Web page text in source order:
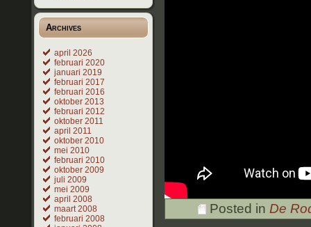
Archives
april 2026
februari 2020
januari 2019
februari 2017
februari 2016
oktober 2013
februari 2012
oktober 2011
april 2011
oktober 2010
mei 2010
februari 2010
oktober 2009
juli 2009
mei 2009
april 2008
maart 2008
februari 2008
Posted in De